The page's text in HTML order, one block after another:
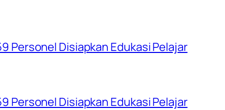
Personel Disiapkan Edukasi Pelajar
Personel Disiapkan Edukasi Pelajar